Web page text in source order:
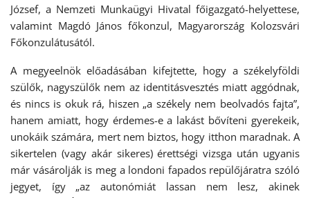
József, a Nemzeti Munkaügyi Hivatal főigazgató-helyettese,
valamint Magdó János főkonzul, Magyarország Kolozsvári
Főkonzulátusától.
A megyeelnök előadásában kifejtette, hogy a székelyföldi
szülők, nagyszülők nem az identitásvesztés miatt aggódnak,
és nincs is okuk rá, hiszen „a székely nem beolvadós fajta”,
hanem amiatt, hogy érdemes-e a lakást bővíteni gyerekeik,
unokáik számára, mert nem biztos, hogy itthon maradnak. A
sikertelen (vagy akár sikeres) érettségi vizsga után ugyanis
már vásárolják is meg a londoni fapados repülőjáratra szóló
jegyet, így „az autonómiát lassan nem lesz, akinek